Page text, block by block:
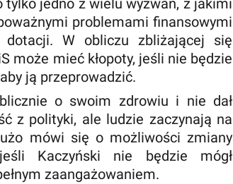
tylko jedno z wielu wyzwań, z jakimi
problemami finansowymi
W obliczu zbliżającej się
może mieć kłopoty, jeśli nie będzie
ją przeprowadzić.
o swoim zdrowiu i nie dał
z polityki, ale ludzie zaczynają na
mówi się o możliwości zmiany
Kaczyński nie będzie mógł
zaangażowaniem.